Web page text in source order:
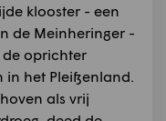
klooster - een
de Meinheringer -
de oprichter
het Pleißenland.
als vrij